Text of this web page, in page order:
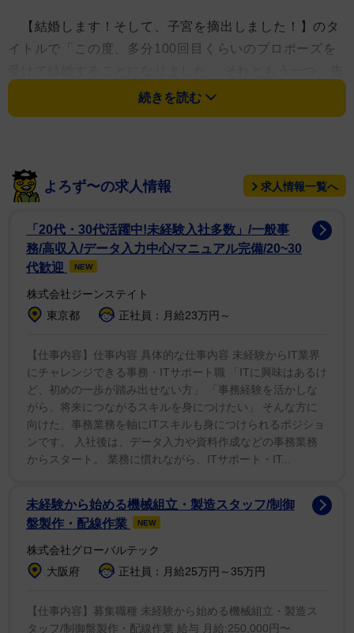
【結婚します！そして、子宮を摘出しました！】のタ
イトルで「この度、多分100回目くらいのプロポーズを
日子宮摘出の手術を受けました。」と報告。
態)が見つかり、同時に過去手術歴のある子宮の病気の再
発も判明しました」と明かし、「それぞれの対処をして
も今後繰り返すリスクが高いことを踏まえ、『これから
先の人生、最も健康でいられる選択』として、子宮全摘
出の手術を決断しました」と説明した。
受診した理由について「あまりにも自分の健康に無頓
しの行きつけの病院の診察カードを見て人間ドックを強
制的に予約した、というのが受診のきっかけです」と
夫・GreedZzからの説得だったと説明。「進行の早いも
のでした。本当に彼に命を救われたと思っています」と
感謝した。
ました。だからこそ結婚という形にこだわらず、パート
ナーとして楽しくいられたら、事実婚でも幸せでいられ
たらそれでいいと思っていました」と結婚にこだわりは
なかったが、摘出手術が決まったときに、夫のGreedZz
でぼくが見るよ」とプロポーズを受けたことで結婚とい
続きを読む
よろず〜の求人情報 求人情報一覧へ
「20代・30代活躍中!未経験入社多数」/一般事
務/高収入/データ入力中心/マニュアル完備/20~30
代歓迎
NEW
株式会社ジーンステイト
東京都
正社員：月給23万円～
【仕事内容】仕事内容 具体的な仕事内容 未経験からIT業界
にチャレンジできる事務・ITサポート職 「ITに興味はあるけ
ど、初めの一歩が踏み出せない方」 「事務経験を活かしな
がら、将来につながるスキルを身につけたい」 そんな方に
向けた、事務業務を軸にITスキルも身につけられるポジショ
ンです。 入社後は、データ入力や資料作成などの事務業務
からスタート。 業務に慣れながら、ITサポート・IT...
未経験から始める機械組立・製造スタッフ/制御
盤製作・配線作業
NEW
株式会社グローバルテック
大阪府
正社員：月給25万円～35万円
【仕事内容】募集職種 未経験から始める機械組立・製造ス
タッフ/制御盤製作・配線作業 給与 月給:250,000円〜